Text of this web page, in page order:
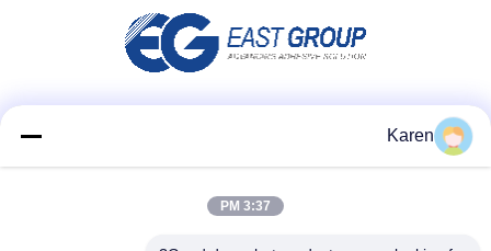
Karen
3:37 PM